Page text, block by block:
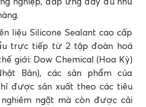
liệu Silicone Sealant cao cấp
trực tiếp từ 2 tập đoàn hoá
giới: Dow Chemical (Hoa Kỳ)
Bản), các sản phẩm của
được sản xuất theo các tiêu
ngặt mà còn được cải